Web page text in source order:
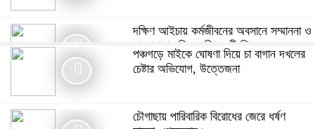
দক্ষিণ আইচায় কর্মজীবনের অবসানে সম্মাননা ও
ভালোবাসায় সিক্ত তিন গুণী শিক্ষক।
সভাপতি নির্বাচিত হলেন মতিন কিরন
পঞ্চগড়ে মাইকে ঘোষণা দিয়ে চা বাগান দখলের
চেষ্টার অভিযোগ, উত্তেজনা
চৌগাছায় পারিবারিক বিরোধের জেরে ধর্ষণ